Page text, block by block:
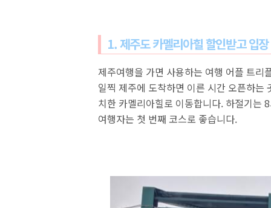
1. 제주도 카멜리아힐 할인받고 입장
제주여행을 가면 사용하는 여행 어플 트리
일찍 제주에 도착하면 이른 시간 오픈하
치한 카멜리아힐로 이동합니다. 하절기는
여행자는 첫 번째 코스로 좋습니다.